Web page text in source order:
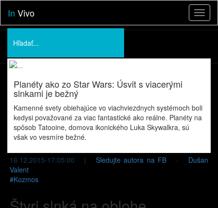
In Vivo
O nás
Prednášky
Planéty ako zo Star Wars: Úsvit s viacerými
slnkami je bežný
Kamenné svety obiehajúce vo viachviezdnych systémoch boli
kedysi považované za viac fantastické ako reálne. Planéty na
spôsob Tatooine, domova ikonického Luka Skywalkra, sú
však vo vesmíre bežné.
16.12.2015-17:05:00 | Sledujte autora na FB - Dušan
Valent
#Kozmos